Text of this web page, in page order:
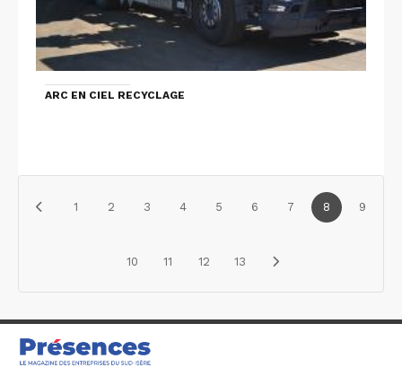
ARC EN CIEL RECYCLAGE
1 2 3 4 5 6 7 8 9
10 11 12 13